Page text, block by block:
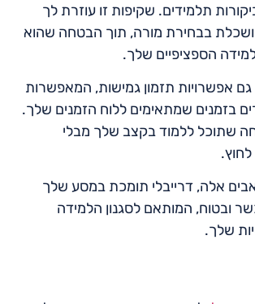
תלמידים. שקיפות זו עוזרת לך
בבחירת מורה, תוך הבטחה שהוא
הספציפיים שלך.
אפשרויות תזמון גמישות, המאפשרות
בזמנים שמתאימים ללוח הזמנים שלך.
שתוכל ללמוד בקצב שלך מבלי
אלה, דרייבלי תומכת במסע שלך
ובטוח, המותאם לסגנון הלמידה
שלך.